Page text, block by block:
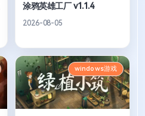
涂鸦英雄工厂 v1.1.4
2026-08-05
windows游戏